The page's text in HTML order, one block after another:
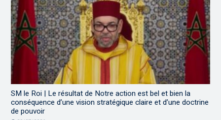
SM le Roi | Le résultat de Notre action est bel et bien la
conséquence d’une vision stratégique claire et d’une doctrine
de pouvoir